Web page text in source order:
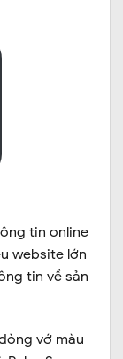
tin online
website lớn
tin về sản
vớ màu